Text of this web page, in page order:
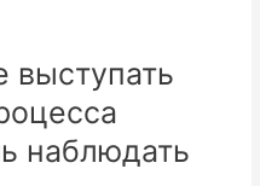
выступать
наблюдать